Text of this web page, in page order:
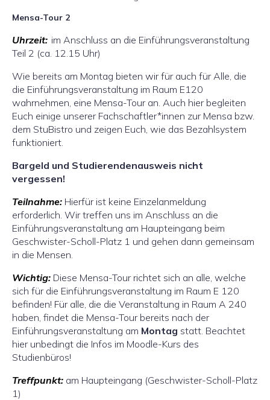
Mensa-Tour 2
Uhrzeit: im Anschluss an die Einführungsveranstaltung
Teil 2 (ca. 12.15 Uhr)
Wie bereits am Montag bieten wir für auch für Alle, die
die Einführungsveranstaltung im Raum E120
wahrnehmen, eine Mensa-Tour an. Auch hier begleiten
Euch einige unserer Fachschaftler*innen zur Mensa bzw.
dem StuBistro und zeigen Euch, wie das Bezahlsystem
funktioniert.
Bargeld und Studierendenausweis nicht
vergessen!
Teilnahme: Hierfür ist keine Einzelanmeldung
erforderlich. Wir treffen uns im Anschluss an die
Einführungsveranstaltung am Haupteingang beim
Geschwister-Scholl-Platz 1 und gehen dann gemeinsam
in die Mensen.
Wichtig: Diese Mensa-Tour richtet sich an alle, welche
sich für die Einführungsveranstaltung im Raum E 120
befinden! Für alle, die die Veranstaltung in Raum A 240
haben, findet die Mensa-Tour bereits nach der
Einführungsveranstaltung am Montag statt. Beachtet
hier unbedingt die Infos im Moodle-Kurs des
Studienbüros!
Treffpunkt: am Haupteingang (Geschwister-Scholl-Platz
1)